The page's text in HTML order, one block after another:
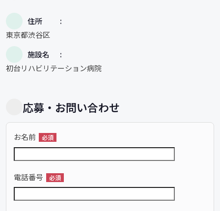
住所
東京都渋谷区
施設名
初台リハビリテーション病院
応募・お問い合わせ
お名前 必須
電話番号 必須